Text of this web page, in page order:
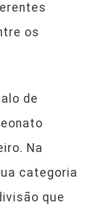
os
de
Na
categoria
que